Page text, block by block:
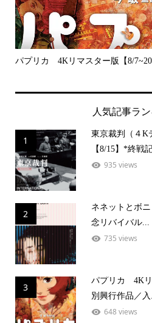
パプリカ 4Kリマスター版【8/
人気記事ラ
1
東京裁判（４K
【8/15】*終戦
935 views
2
ネネットとボ
念リバイバル...
735 views
3
パプリカ 4Kリ
別興行作品／入
648 views